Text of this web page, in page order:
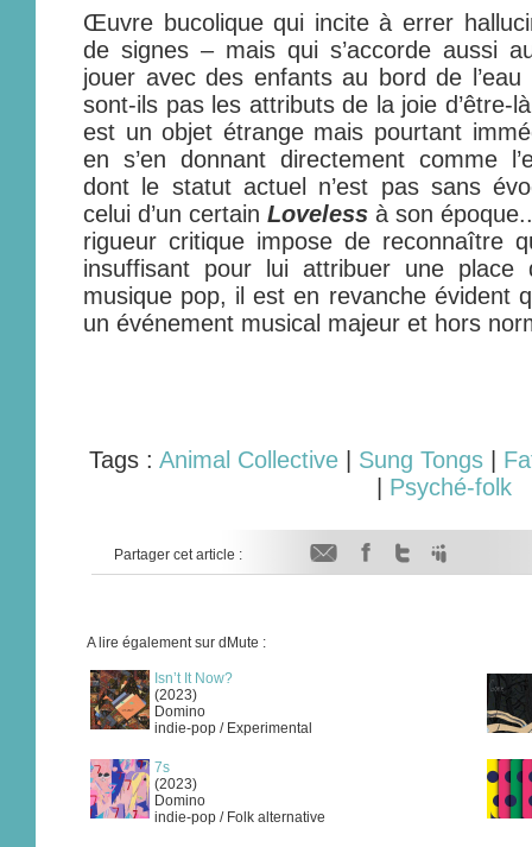
Œuvre bucolique qui incite à errer
de signes – mais qui s’accorde aussi
jouer avec des enfants au bord de
sont-ils pas les attributs de la joie d’être-
est un objet étrange mais pourtant
en s’en donnant directement comme
dont le statut actuel n’est pas sans
celui d’un certain Loveless à son
rigueur critique impose de reconnaître
insuffisant pour lui attribuer une
musique pop, il est en revanche évident
un événement musical majeur et hors
Tags : Animal Collective Sung Tongs
Psyché-folk
Partager cet article :
A lire également sur dMute :
Isn’t It Now?
(2023)
Domino
indie-pop / Experimental
7s
(2023)
Domino
indie-pop / Folk alternative